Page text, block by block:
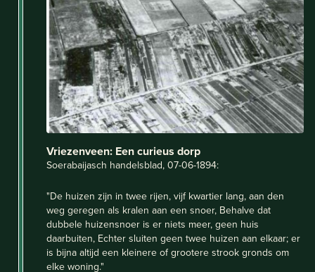
Vriezenveen: Een curieus dorp
Soerabaijasch handelsblad, 07-06-1894:
"De huizen zijn in twee rijen, vijf kwartier lang, aan den
weg geregen als kralen aan een snoer, Behalve dat
dubbele huizensnoer is er niets meer, geen huis
daarbuiten, Echter sluiten geen twee huizen aan elkaar; er
is bijna altijd een kleinere of grootere strook gronds om
elke woning."